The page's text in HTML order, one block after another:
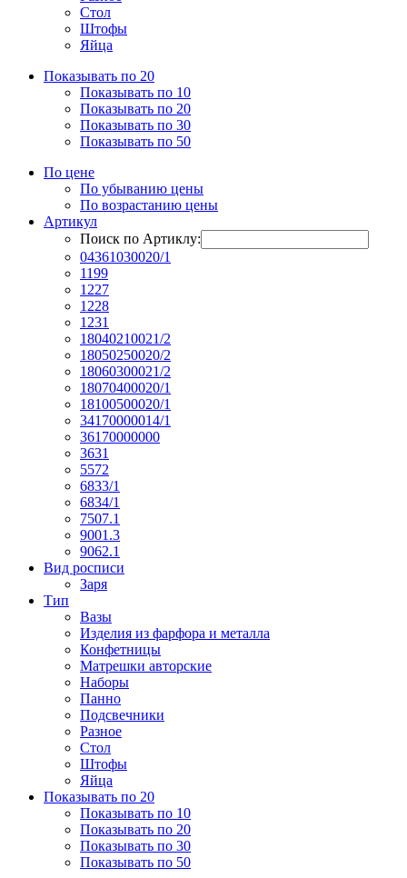
Стол
Штофы
Яйца
Показывать по 20
Показывать по 10
Показывать по 20
Показывать по 30
Показывать по 50
По цене
По убыванию цены
По возрастанию цены
Артикул
Поиск по Артиклу:
04361030020/1
1199
1227
1228
1231
18040210021/2
18050250020/2
18060300021/2
18070400020/1
18100500020/1
34170000014/1
36170000000
3631
5572
6833/1
6834/1
7507.1
9001.3
9062.1
Вид росписи
Заря
Тип
Вазы
Изделия из фарфора и металла
Конфетницы
Матрешки авторские
Наборы
Панно
Подсвечники
Разное
Стол
Штофы
Яйца
Показывать по 20
Показывать по 10
Показывать по 20
Показывать по 30
Показывать по 50